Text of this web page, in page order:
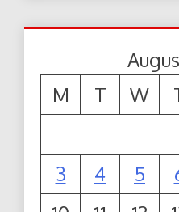
M
T W
3
4 5